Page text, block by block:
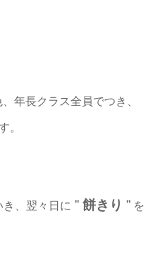
、年長クラス全員でつき、
。
、翌々日に ”餅きり ” を